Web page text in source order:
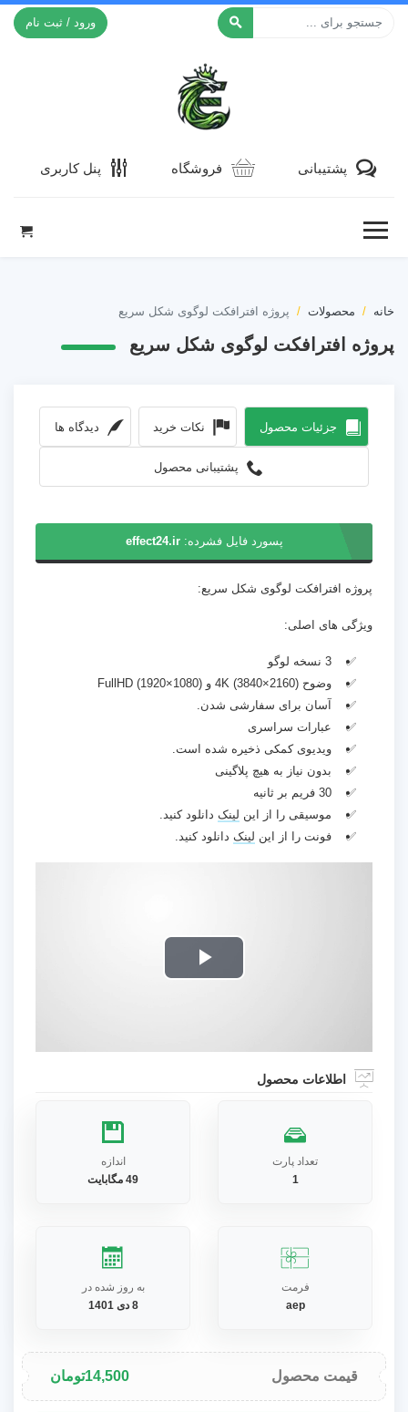
ورود / ثبت نام
پشتیبانی فروشگاه پنل کاربری
خانه محصولات پروژه افترافکت لوگوی شکل سریع
پروژه افترافکت لوگوی شکل سریع
جزئیات محصول نکات خرید دیدگاه ها
پشتیبانی محصول
پسورد فایل فشرده:effect24.ir
پروژه افترافکت لوگوی شکل سریع:
ویژگی های اصلی:
3 نسخه لوگو
وضوح 4K (3840×2160) و FullHD (1920×1080)
آسان برای سفارشی شدن.
عبارات سراسری
ویدیوی کمکی ذخیره شده است.
بدون نیاز به هیچ پلاگینی
30 فریم بر ثانیه
موسیقی را از این لینک دانلود کنید.
فونت را از این لینک دانلود کنید.
Play
اطلاعات محصول
تعداد پارت
1
اندازه
49 مگابایت
فرمت
aep
به روز شده در
8 دی 1401
قیمت محصول 14,500تومان